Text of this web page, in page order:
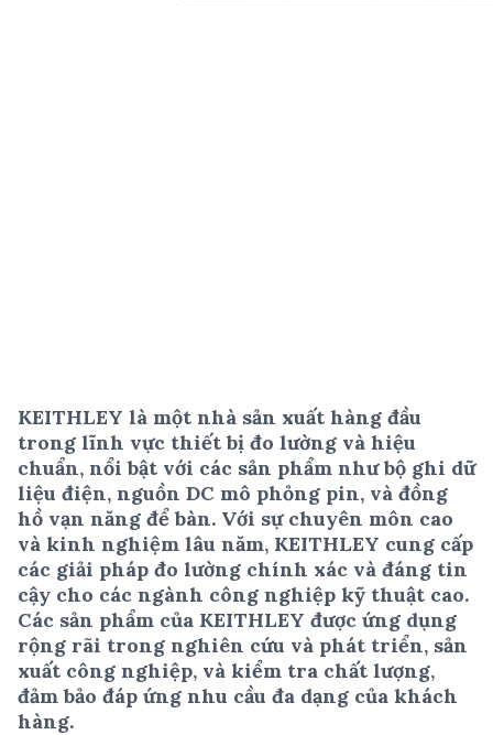
KEITHLEY là một nhà sản xuất hàng đầu
trong lĩnh vực thiết bị đo lường và hiệu
chuẩn, nổi bật với các sản phẩm như bộ ghi dữ
liệu điện, nguồn DC mô phỏng pin, và đồng
hồ vạn năng để bàn. Với sự chuyên môn cao
và kinh nghiệm lâu năm, KEITHLEY cung cấp
các giải pháp đo lường chính xác và đáng tin
cậy cho các ngành công nghiệp kỹ thuật cao.
Các sản phẩm của KEITHLEY được ứng dụng
rộng rãi trong nghiên cứu và phát triển, sản
xuất công nghiệp, và kiểm tra chất lượng,
đảm bảo đáp ứng nhu cầu đa dạng của khách
hàng.